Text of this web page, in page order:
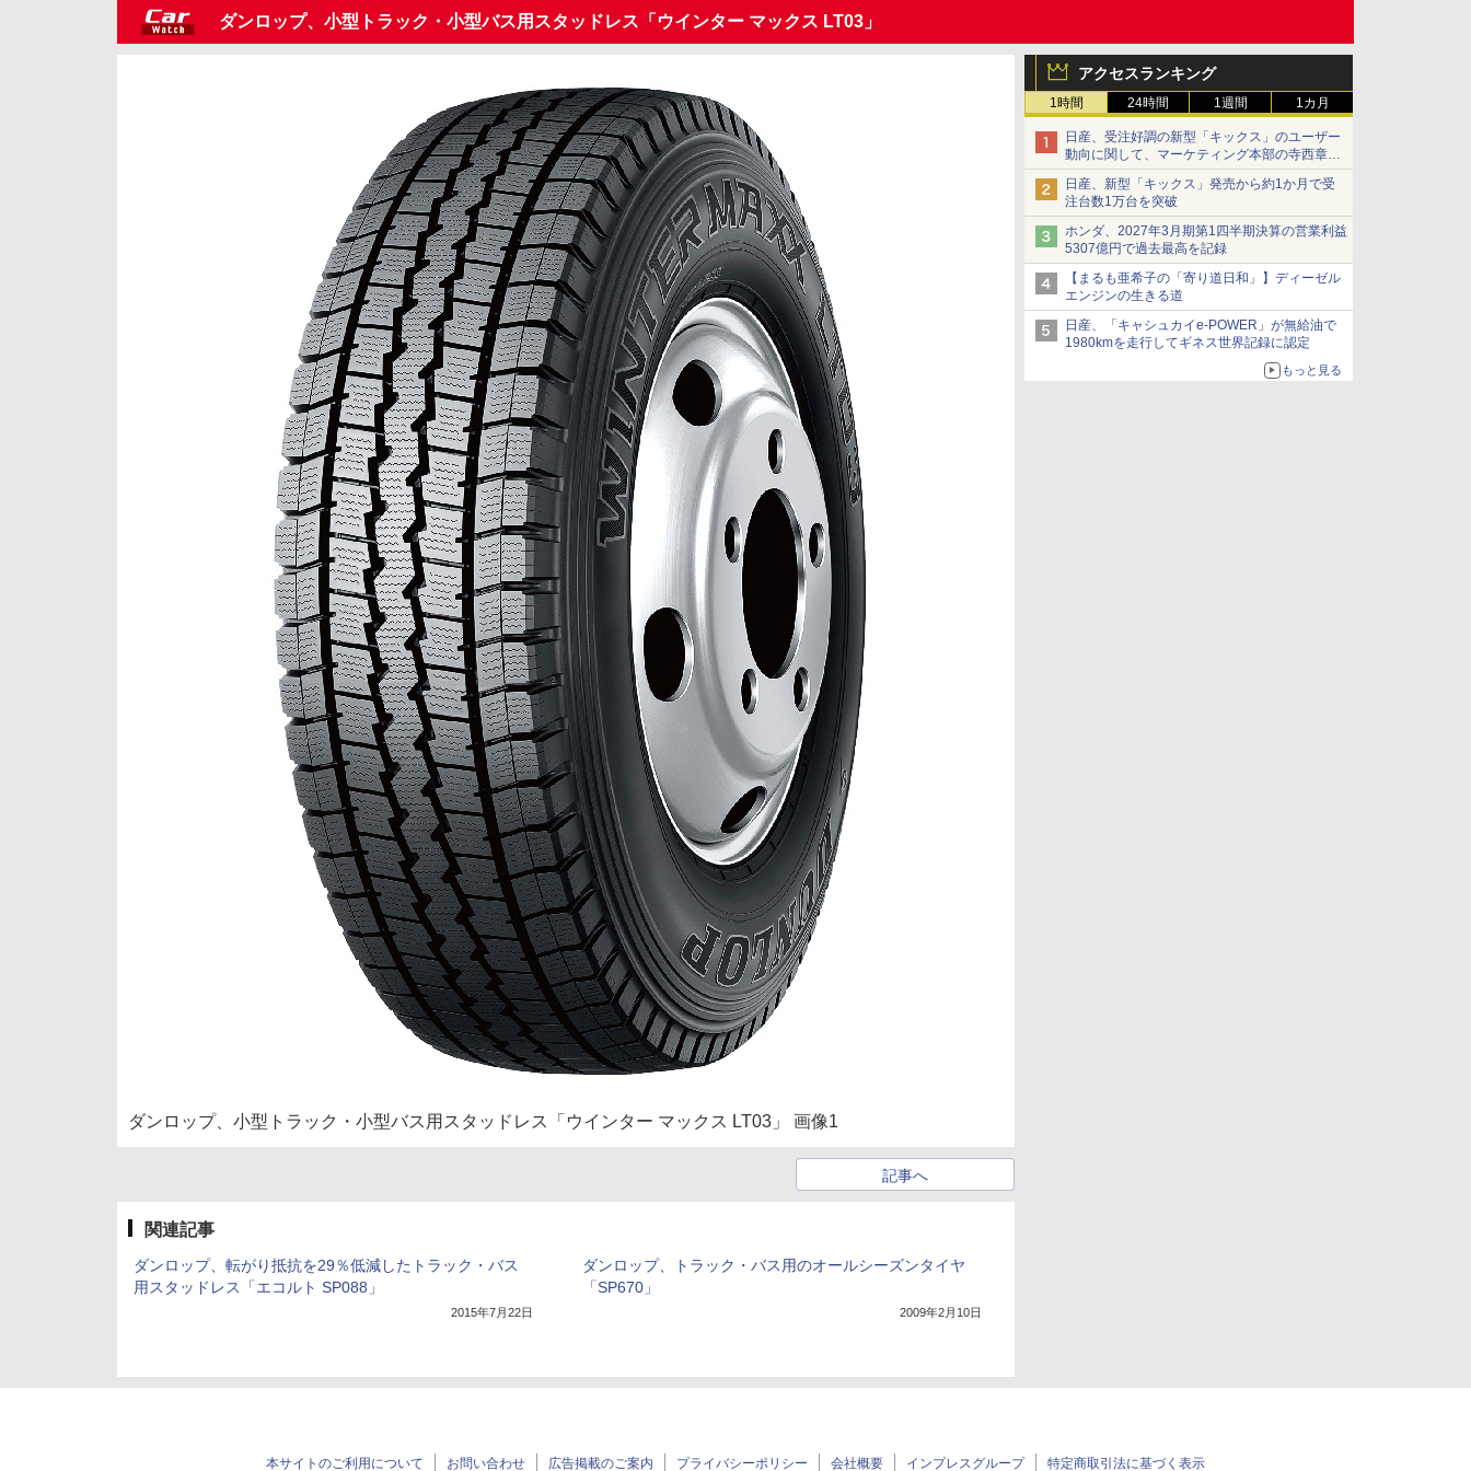
ダンロップ、小型トラック・小型バス用スタッドレス「ウインター マックス LT03」
アクセスランキング
1時間 24時間 1週間 1カ月
日産、受注好調の新型「キックス」のユーザー
動向に関して、マーケティング本部の寺西章氏
が解説
日産、新型「キックス」発売から約1か月で受
注台数1万台を突破
ホンダ、2027年3月期第1四半期決算の営業利益
5307億円で過去最高を記録
【まるも亜希子の「寄り道日和」】ディーゼル
エンジンの生きる道
日産、「キャシュカイe-POWER」が無給油で
1980kmを走行してギネス世界記録に認定
もっと見る
ダンロップ、小型トラック・小型バス用スタッドレス「ウインター マックス LT03」 画像1
記事へ
関連記事
ダンロップ、転がり抵抗を29％低減したトラック・バス
用スタッドレス「エコルト SP088」
2015年7月22日
ダンロップ、トラック・バス用のオールシーズンタイヤ
「SP670」
2009年2月10日
本サイトのご利用について お問い合わせ 広告掲載のご案内 プライバシーポリシー 会社概要 インプレスグループ 特定商取引法に基づく表示